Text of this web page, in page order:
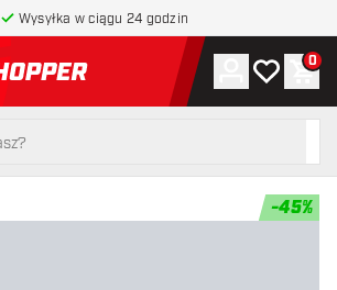
Wysyłka w ciągu 24 godzin
powrót do strony głównej
Konto
Moja lista
0
-45%